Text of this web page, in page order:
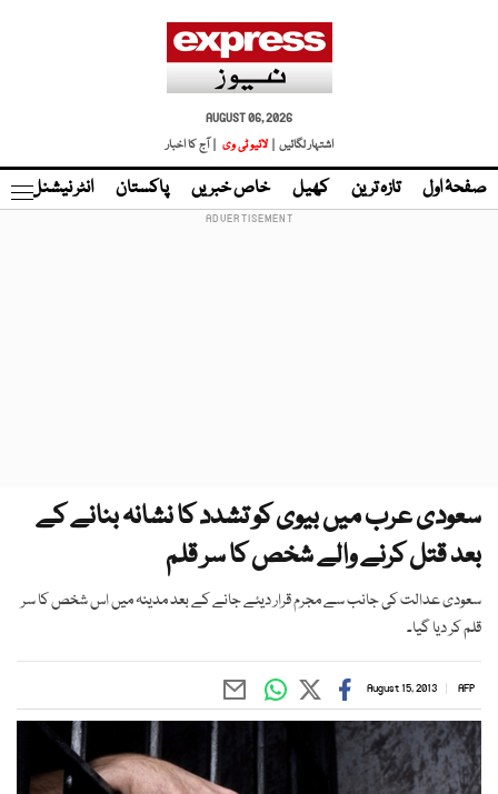
AUGUST 06, 2026
اشتہار لگائیں |
لائیو ٹی وی | آج کا اخبار
صفحۂ اول تازہ ترین کھیل خاص خبریں پاکستان انٹر نیشنل
سعودی عرب میں بیوی کو تشدد کا نشانہ بنانے کے
بعد قتل کرنے والے شخص کا سر قلم
سعودی عدالت کی جانب سے مجرم قرار دیئے جانے کے بعد مدینہ میں اس شخص کا سر
قلم کر دیا گیا۔
AFP
August 15, 2013